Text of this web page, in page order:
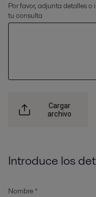
Por favor, adjunta detalles
tu consulta
Cargar
archivo
Introduce los
Nombre *